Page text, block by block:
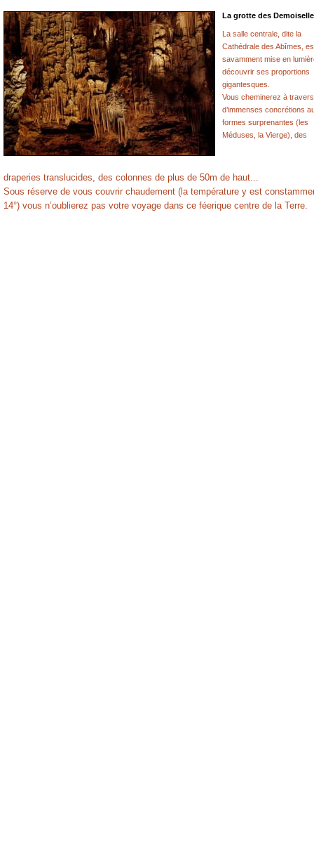
La grotte des
La salle centrale, dite la
Cathédrale des Abîmes,
savamment mise en
découvrir ses proportions
gigantesques.
Vous cheminerez à travers
d’immenses concrétions
formes surprenantes (les
Méduses, la Vierge), des
draperies translucides, des colonnes de plus de 50m de haut...
Sous réserve de vous couvrir chaudement (la température y est
14°) vous n’oublierez pas votre voyage dans ce féerique centre de la Terre.